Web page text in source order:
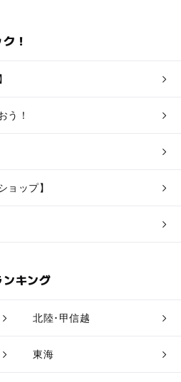
！
う！
ョップ】
キング
北陸･甲信越
東海